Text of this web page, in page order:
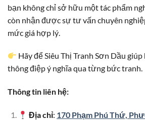
bạn không chỉ sở hữu một tác phẩm
còn nhận được sự tư vấn chuyên
mức giá hợp lý.
Hãy để Siêu Thị Tranh Sơn Dầu
thông điệp ý nghĩa qua từng bức tranh.
Thông tin liên hệ:
Địa chỉ: 170 Phạm Phú Thứ,